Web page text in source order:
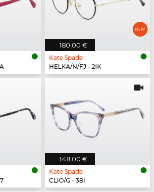
180,00 €
Kate Spade
HELKA/N/FJ - 2IK
148,00 €
Kate Spade
CLIO/G - 38I